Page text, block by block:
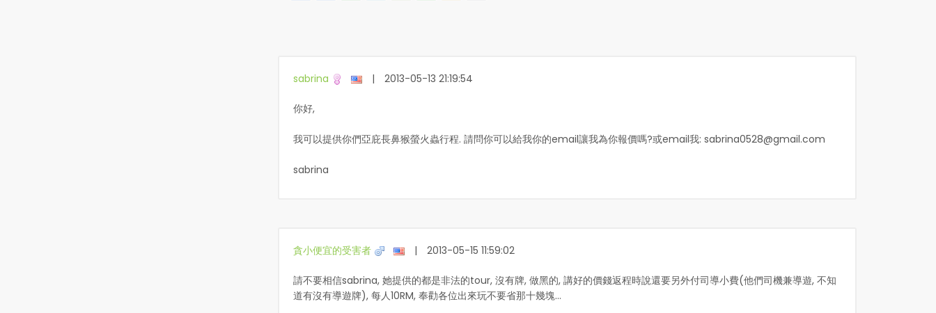
sabrina | 2013-05-13 21:19:54
你好,
我可以提供你們亞庇長鼻猴螢火蟲行程. 請問你可以給我你的email讓我為你報價嗎?或email我: sabrina0528@gmail.com
sabrina
貪小便宜的受害者 | 2013-05-15 11:59:02
請不要相信sabrina, 她提供的都是非法的tour, 沒有牌, 做黑的, 講好的價錢返程時說還要另外付司導小費(他們司機兼導遊, 不知
道有沒有導遊牌), 每人10RM, 奉勸各位出來玩不要省那十幾塊...